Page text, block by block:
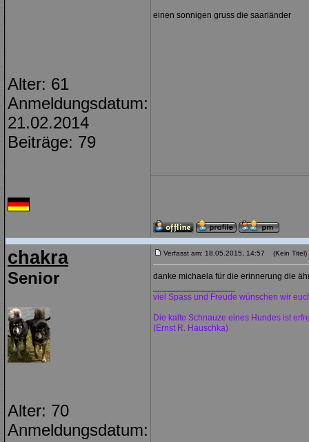
Alter: 61
Anmeldungsdatum:
21.02.2014
Beiträge: 79
einen sonnigen gruss die saarländer
chakra
Senior
Alter: 70
Anmeldungsdatum:
Verfasst am: 18.05.2015, 14:57 (Kein Titel)
danke michaela für die erinnerung die
viel Spass und Freude wünschen wir
Die kalte Schnauze eines Hundes ist
(Ernst R. Hauschka)